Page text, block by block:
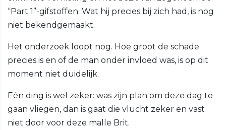
“Part 1”-gifstoffen. Wat hij precies bij zich had, is nog
niet bekendgemaakt.
Het onderzoek loopt nog. Hoe groot de schade
precies is en of de man onder invloed was, is op dit
moment niet duidelijk.
Eén ding is wel zeker: was zijn plan om deze dag te
gaan vliegen, dan is gaat die vlucht zeker en vast
niet door voor deze malle Brit.